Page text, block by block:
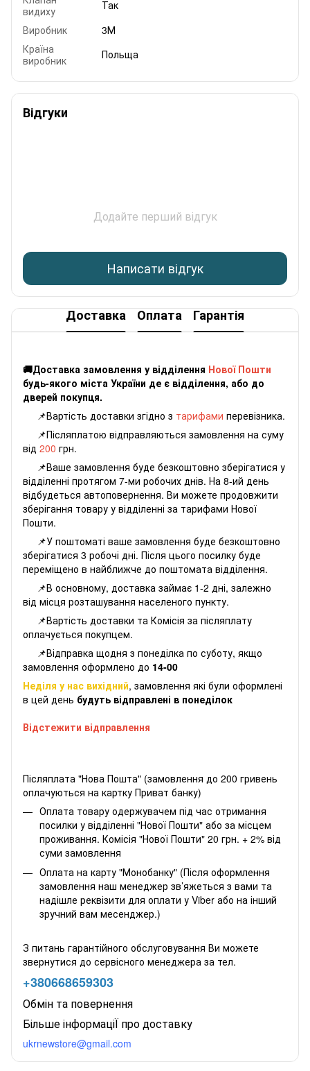
видиху
Так
Виробник
3М
Країна
виробник
Польща
Відгуки
Додайте перший відгук
Написати відгук
Доставка Оплата Гарантія
🚚Доставка замовлення у відділення Нової Пошти
будь-якого міста України де є відділення, або до
дверей покупця.
📌Вартість доставки згідно з тарифами перевізника.
📌Післяплатою відправляються замовлення на суму
від 200 грн.
📌Ваше замовлення буде безкоштовно зберігатися у
відділенні протягом 7-ми робочих днів. На 8-ий день
відбудеться автоповернення. Ви можете продовжити
зберігання товару у відділенні за тарифами Нової
Пошти.
📌У поштоматі ваше замовлення буде безкоштовно
зберігатися 3 робочі дні. Після цього посилку буде
переміщено в найближче до поштомата відділення.
📌В основному, доставка займає 1-2 дні, залежно
від місця розташування населеного пункту.
📌Вартість доставки та Комісія за післяплату
оплачується покупцем.
📌Відправка щодня з понеділка по суботу, якщо
замовлення оформлено до 14-00
Неділя у нас вихідний, замовлення які були оформлені
в цей день будуть відправлені в понеділок
Відстежити відправлення
Післяплата "Нова Пошта" (замовлення до 200 гривень
оплачуються на картку Приват банку)
Оплата товару одержувачем під час отримання
посилки у відділенні "Нової Пошти" або за місцем
проживання. Комісія "Нової Пошти" 20 грн. + 2% від
суми замовлення
Оплата на карту "Монобанку" (Після оформлення
замовлення наш менеджер зв’яжеться з вами та
надішле реквізити для оплати у Viber або на інший
зручний вам месенджер.)
З питань гарантійного обслуговування Ви можете
звернутися до сервісного менеджера за тел.
+380668659303
Обмін та повернення
Більше інформаціЇ про доставку
ukrnewstore@gmail.com